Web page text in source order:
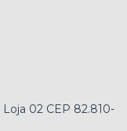
02 CEP 82.810-